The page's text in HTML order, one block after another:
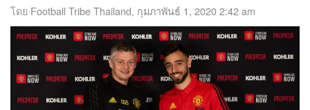
โดย Football Tribe Thailand, กุมภาพันธ์ 1, 2020 2:42 am